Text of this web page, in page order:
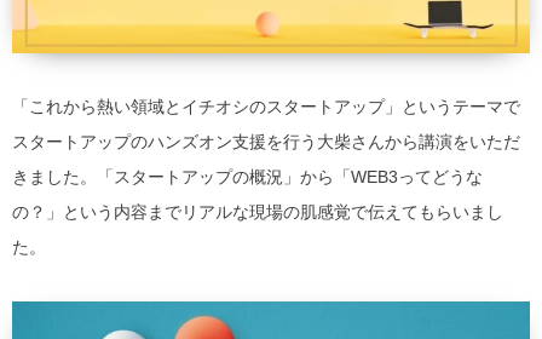
「これから熱い領域と イチオシのスタートアップ」
というテーマで
スタートアップのハンズオン支援を行う大柴さんから講演をいただ
きました。「スタートアップの概況」から「WEB3ってどうな
の？」という内容までリアルな現場の肌感覚で伝えてもらいまし
た。